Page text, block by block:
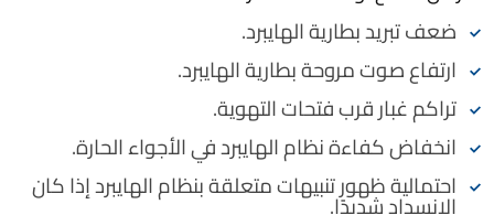
ضعف تبريد بطارية الهايبرد.
ارتفاع صوت مروحة بطارية الهايبرد.
تراكم غبار قرب فتحات التهوية.
انخفاض كفاءة نظام الهايبرد في الأجواء الحارة.
احتمالية ظهور تنبيهات متعلقة بنظام الهايبرد إذا كان
الانسداد شديدًا.